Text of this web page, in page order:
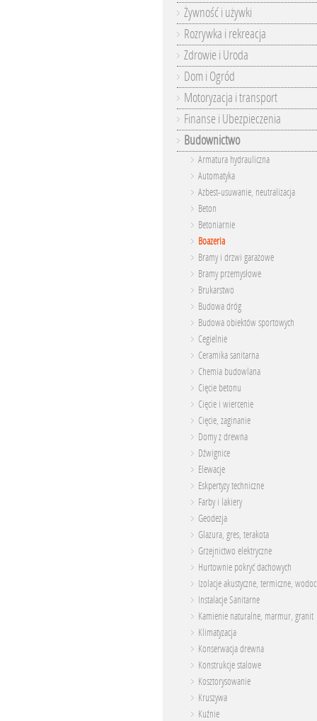
Żywność i używki
Rozrywka i rekreacja
Zdrowie i Uroda
Dom i Ogród
Motoryzacja i transport
Finanse i Ubezpieczenia
Budownictwo
Armatura hydrauliczna
Automatyka
Azbest-usuwanie, neutralizacja
Beton
Betoniarnie
Boazeria
Bramy i drzwi garażowe
Bramy przemysłowe
Brukarstwo
Budowa dróg
Budowa obiektów sportowych
Cegielnie
Ceramika sanitarna
Chemia budowlana
Cięcie betonu
Cięcie i wiercenie
Cięcie, zaginanie
Domy z drewna
Dźwignice
Elewacje
Eskpertyzy techniczne
Farby i lakiery
Geodezja
Glazura, gres, terakota
Grzejnictwo elektryczne
Hurtownie pokryć dachowych
Izolacje akustyczne, termiczne,
Instalacje Sanitarne
Kamienie naturalne, marmur, granit
Klimatyzacja
Konserwacja drewna
Konstrukcje stalowe
Kosztorysowanie
Kruszywa
Kuźnie